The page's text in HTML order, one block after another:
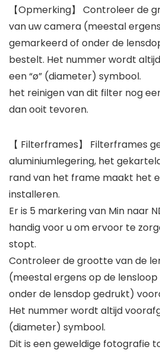
【Opmerking】 Controleer de
van uw camera (meestal
gemarkeerd of onder de
bestelt. Het nummer wordt
een “ø” (diameter) symbool.
het reinigen van dit filter nog
dan ooit tevoren.
【 Filterframes】 Filterframes
aluminiumlegering, het
rand van het frame maakt het
installeren.
Er is 5 markering van Min naar
handig voor u om ervoor te
stopt.
Controleer de grootte van de
(meestal ergens op de
onder de lensdop gedrukt)
Het nummer wordt altijd
(diameter) symbool.
Dit is een geweldige fotografie